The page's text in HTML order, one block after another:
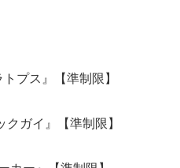
プス』【準制限】
クガイ』【準制限】